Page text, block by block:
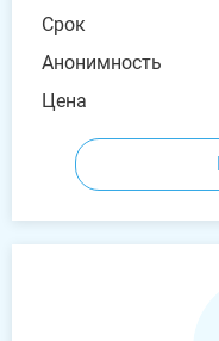
Срок
Анонимность
Цена